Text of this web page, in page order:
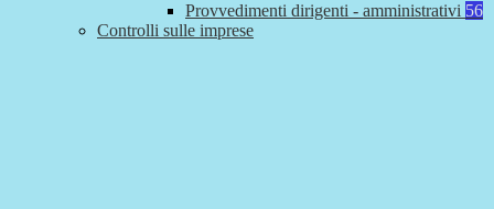
Provvedimenti dirigenti - amministrativi 56
Controlli sulle imprese